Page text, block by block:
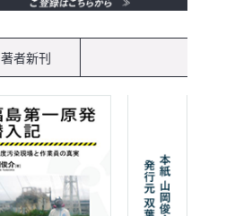
著者新刊